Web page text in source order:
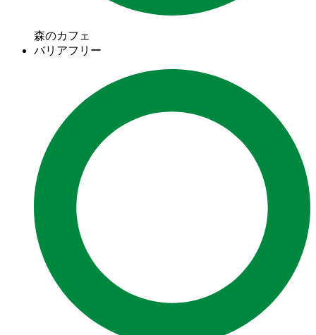
森のカフェ
バリアフリー